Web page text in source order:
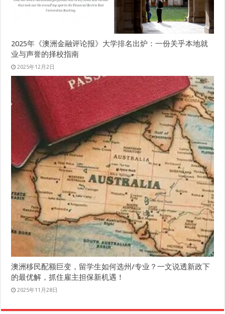
2025年《澳洲金融评论报》大学排名出炉：一份关乎本地就
业与声誉的择校指南
2025年12月2日
澳洲移民配额巨变，留学生如何选州/专业？一文说透新政下
的最优解，抓住雇主担保新机遇！
2025年11月28日